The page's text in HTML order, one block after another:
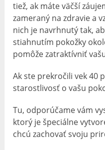
tiež, ak máte väčší
zameraný na zdravie a
nich je navrhnutý tak,
stiahnutím pokožky
pomôže zatraktívniť
Ak ste prekročili vek 40
starostlivosť o vašu
Tu, odporúčame vám
ktorý je špeciálne
chcú zachovať svoju